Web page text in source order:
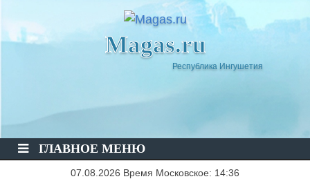
Magas.ru
Республика Ингушетия
ГЛАВНОЕ МЕНЮ
07.08.2026 Время Московское: 14:36